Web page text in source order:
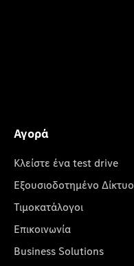
Αγορά
Κλείστε ένα test drive
Εξουσιοδοτημένο Δίκτυο
Τιμοκατάλογοι
Επικοινωνία
Business Solutions